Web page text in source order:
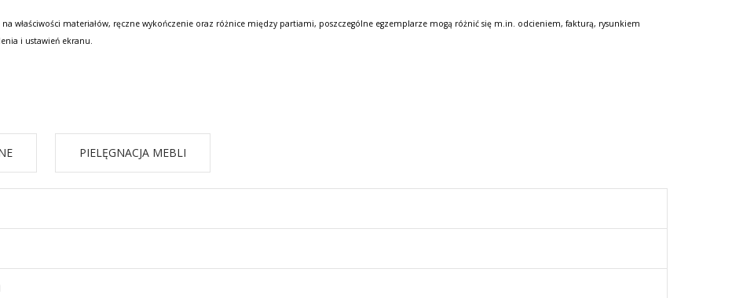
właściwości materiałów, ręczne wykończenie oraz różnice między partiami, poszczególne egzemplarze mogą różnić się m.in. odcieniem, fakturą, rysunkiem
i ustawień ekranu.
PIELĘGNACJA MEBLI